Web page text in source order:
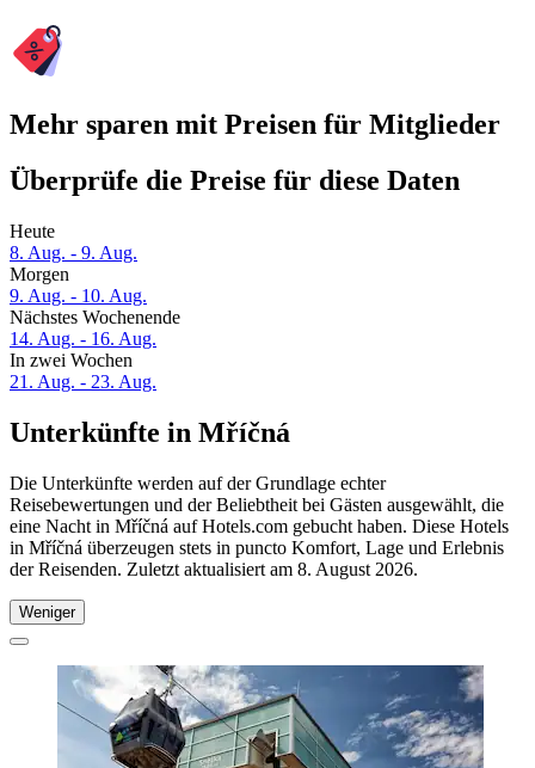
Mehr sparen mit Preisen für Mitglieder
Überprüfe die Preise für diese Daten
Heute
8. Aug. - 9. Aug.
Morgen
9. Aug. - 10. Aug.
Nächstes Wochenende
14. Aug. - 16. Aug.
In zwei Wochen
21. Aug. - 23. Aug.
Unterkünfte in Mříčná
Die Unterkünfte werden auf der Grundlage echter
Reisebewertungen und der Beliebtheit bei Gästen ausgewählt, die
eine Nacht in Mříčná auf Hotels.com gebucht haben. Diese Hotels
in Mříčná überzeugen stets in puncto Komfort, Lage und Erlebnis
der Reisenden. Zuletzt aktualisiert am 8. August 2026.
Weniger